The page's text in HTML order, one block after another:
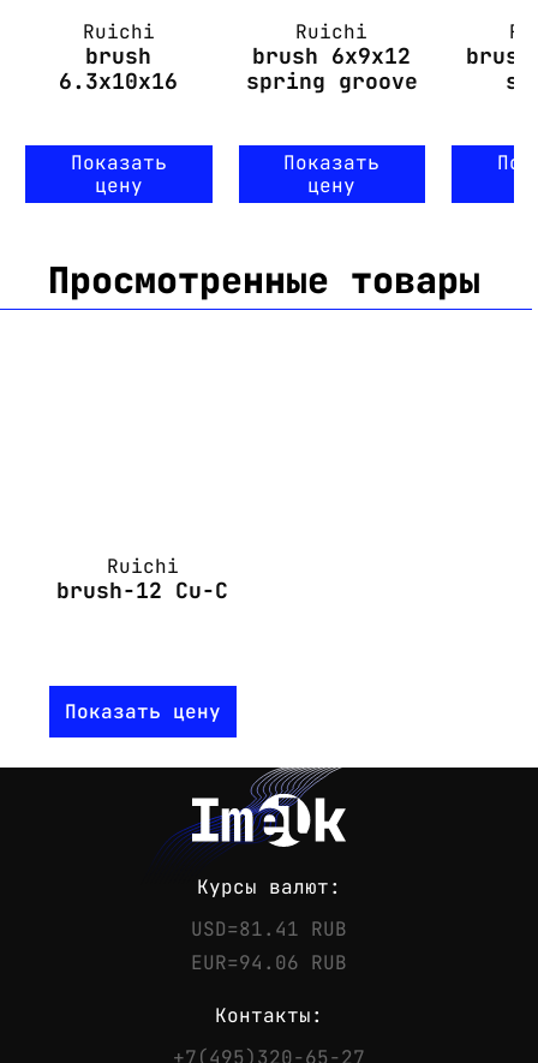
Ruichi
brush
6.3x10x16
Показать
цену
Ruichi
brush 6x9x12
spring groove
Показать
цену
Просмотренные товары
Ruichi
brush-12 Cu-C
Показать цену
Курсы валют:
USD=81.41 RUB
EUR=94.06 RUB
Контакты:
+7(495)320-65-27